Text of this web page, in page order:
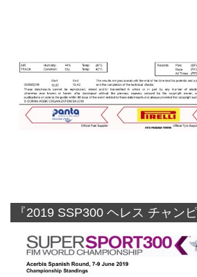
『2019 SSP300 ヘレス チャン